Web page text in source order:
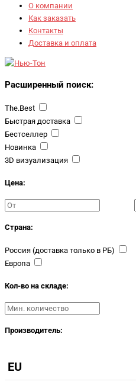
О компании
Как заказать
Контакты
Доставка и оплата
Расширенный поиск:
The.Best
Быстрая доставка
Бестселлер
Новинка
3D визуализация
Цена:
Страна:
Россия (доставка только в РБ)
Европа
Кол-во на складе:
Производитель:
EU